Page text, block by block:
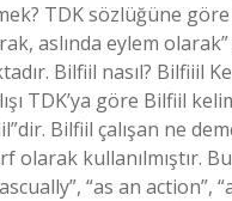
TDK sözlüğüne
aslında eylem
Bilfiil nasıl? Bilfiiil
TDK’ya göre Bilfiil
Bilfiil çalışan ne
olarak kullanılmıştır.
“as an action”,